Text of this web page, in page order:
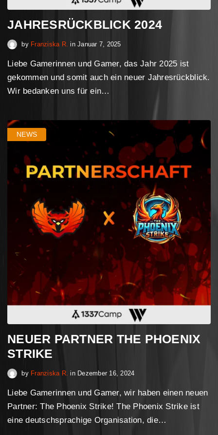
JAHRESRÜCKBLICK 2024
by Franziska R. inJanuar 7, 2025Januar 7, 2025
Liebe Gamerinnen und Gamer, das Jahr 2025 ist
gekommen und somit auch ein neuer Jahresrückblick.
Wir bedanken uns für ein…
NEWS
NEUER PARTNER THE PHOENIX
STRIKE
by Franziska R. in Dezember 16, 2024Februar 16, 2025
Liebe Gamerinnen und Gamer, wir haben einen neuen
Partner: The Phoenix Strike! The Phoenix Strike ist
eine deutschsprachige Organisation, die…